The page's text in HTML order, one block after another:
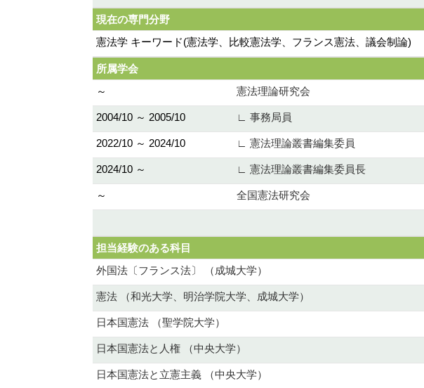
現在の専門分野
憲法学 キーワード(憲法学、比較憲法学、フランス憲法、議会制論)
所属学会
～
憲法理論研究会
2004/10 ～ 2005/10 ∟ 事務局員
2022/10 ～ 2024/10 ∟ 憲法理論叢書編集委員
2024/10 ～ ∟ 憲法理論叢書編集委員長
～ 全国憲法研究会
担当経験のある科目
外国法〔フランス法〕 （成城大学）
憲法 （和光大学、明治学院大学、成城大学）
日本国憲法 （聖学院大学）
日本国憲法と人権 （中央大学）
日本国憲法と立憲主義 （中央大学）